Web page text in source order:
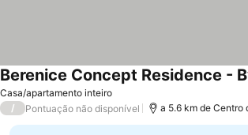
Casa/apartamento inteiro
/ Pontuação não disponível a 5.6 km de Centro